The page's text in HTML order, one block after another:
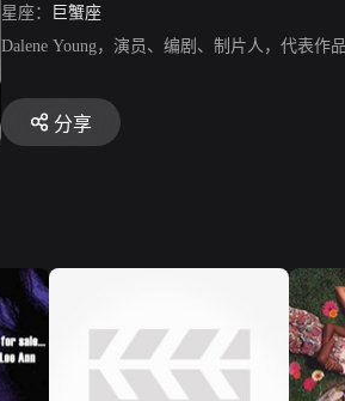
星座：
巨蟹座
Dalene Young，演员、编剧、制片人，代表作
分享